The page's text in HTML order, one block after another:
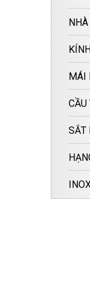
MÁI
CẦU
SẮT